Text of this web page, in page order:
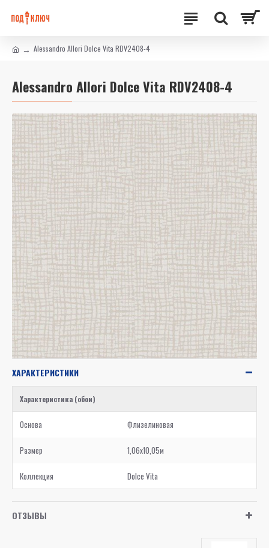
Alessandro Allori Dolce Vita RDV2408-4
Alessandro Allori Dolce Vita RDV2408-4
ХАРАКТЕРИСТИКИ
Характеристика (обои)
Основа Флизелиновая
Размер 1,06x10,05м
Коллекция Dolce Vita
ОТЗЫВЫ